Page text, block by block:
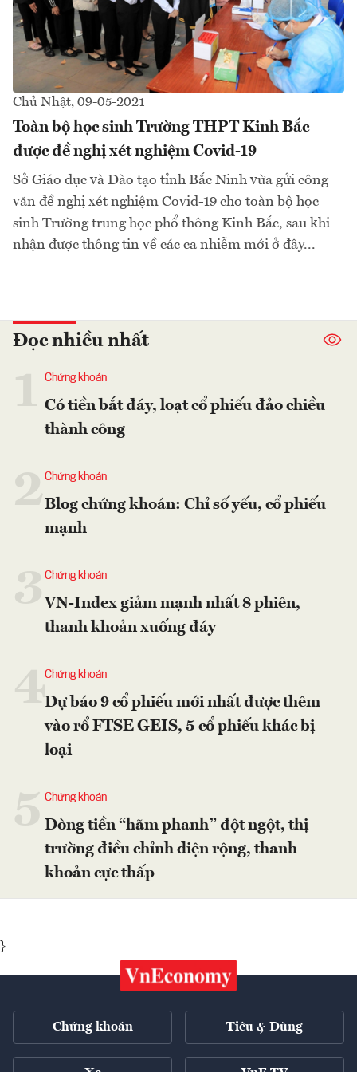
Chủ Nhật, 09-05-2021
Toàn bộ học sinh Trường THPT Kinh Bắc
được đề nghị xét nghiệm Covid-19
Sở Giáo dục và Đào tạo tỉnh Bắc Ninh vừa gửi công
văn đề nghị xét nghiệm Covid-19 cho toàn bộ học
sinh Trường trung học phổ thông Kinh Bắc, sau khi
nhận được thông tin về các ca nhiễm mới ở đây...
Đọc nhiều nhất
Chứng khoán
Có tiền bắt đáy, loạt cổ phiếu đảo chiều
thành công
2Chứng khoán
Blog chứng khoán: Chỉ số yếu, cổ phiếu
mạnh
Chứng khoán
VN-Index giảm mạnh nhất 8 phiên,
thanh khoản xuống đáy
4Chứng khoán
Dự báo 9 cổ phiếu mới nhất được thêm
vào rổ FTSE GEIS, 5 cổ phiếu khác bị
loại
Chứng khoán
Dòng tiền “hãm phanh” đột ngột, thị
trường điều chỉnh diện rộng, thanh
khoản cực thấp
}
Chứng khoán Tiêu & Dùng